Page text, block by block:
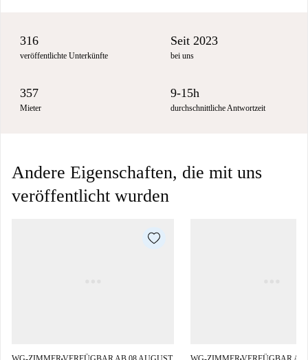
316
veröffentlichte Unterkünfte
Seit 2023
bei uns
357
Mieter
9-15h
durchschnittliche Antwortzeit
Andere Eigenschaften, die mit uns
veröffentlicht wurden
■ ■